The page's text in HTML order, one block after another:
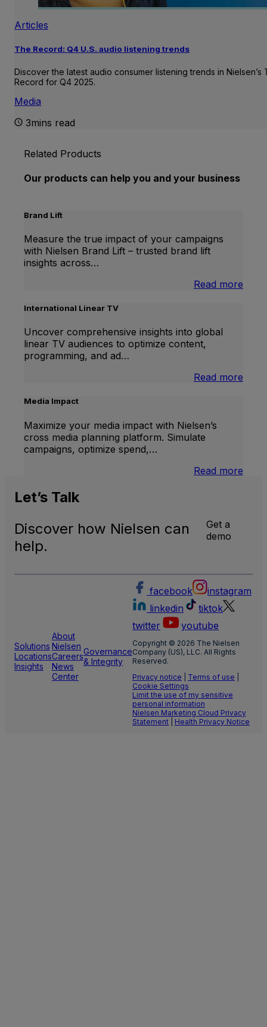
Articles
The Record: Q4 U.S. audio listening trends
Discover the latest audio consumer listening trends in Nielsen’s
Record for Q4 2025.
Media
3mins read
Related Products
Our products can help you and your business
Brand Lift
Measure the true impact of your campaigns
with Nielsen Brand Lift – trusted brand lift
insights across…
Read more
International Linear TV
Uncover comprehensive insights into global
linear TV audiences to optimize content,
programming, and ad…
Read more
Media Impact
Maximize your media impact with Nielsen’s
cross media planning platform. Simulate
campaigns, optimize spend,…
Read more
Let’s Talk
Discover how Nielsen can
help.
Get a
demo
Solutions
Locations
Insights
About
Nielsen
Careers
News
Center
Governance
& Integrity
facebook
instagram
linkedin
tiktok
twitter
youtube
Copyright © 2026 The Nielsen
Company (US), LLC. All Rights
Reserved.
Privacy notice
Terms of use
Cookie Settings
Limit the use of my sensitive
personal information
Nielsen Marketing Cloud Privacy
Statement
Health Privacy Notice